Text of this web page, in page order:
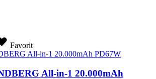
Favorit
All-in-1 20.000mAh